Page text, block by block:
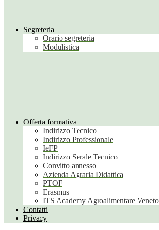
Segreteria
Orario segreteria
Modulistica
Offerta formativa
Indirizzo Tecnico
Indirizzo Professionale
IeFP
Indirizzo Serale Tecnico
Convitto annesso
Azienda Agraria Didattica
PTOF
Erasmus
ITS Academy Agroalimentare Veneto
Contatti
Privacy